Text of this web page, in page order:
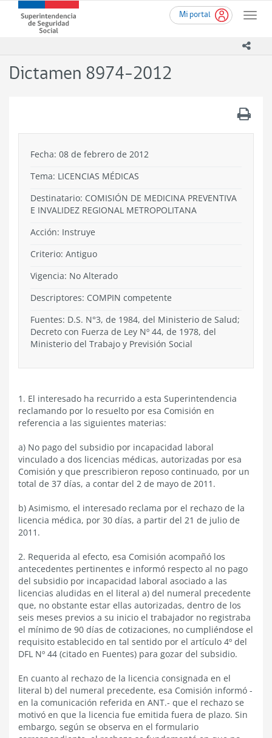
contenido
Mi portal
Toggle
Superintendencia
de
-
Dictamen 8974-2012
Fecha: 08 de febrero de 2012
Tema: LICENCIAS MÉDICAS
Destinatario: COMISIÓN DE MEDICINA PREVENTIVA
E INVALIDEZ REGIONAL METROPOLITANA
Acción: Instruye
Criterio: Antiguo
Vigencia: No Alterado
Descriptores: COMPIN competente
Fuentes: D.S. N°3, de 1984, del Ministerio de Salud;
Decreto con Fuerza de Ley Nº 44, de 1978, del
Ministerio del Trabajo y Previsión Social
1. El interesado ha recurrido a esta Superintendencia
reclamando por lo resuelto por esa Comisión en
referencia a las siguientes materias:
a) No pago del subsidio por incapacidad laboral
vinculado a dos licencias médicas, autorizadas por esa
Comisión y que prescribieron reposo continuado, por un
total de 37 días, a contar del 2 de mayo de 2011.
b) Asimismo, el interesado reclama por el rechazo de la
licencia médica, por 30 días, a partir del 21 de julio de
2011.
2. Requerida al efecto, esa Comisión acompañó los
antecedentes pertinentes e informó respecto al no pago
del subsidio por incapacidad laboral asociado a las
licencias aludidas en el literal a) del numeral precedente
que, no obstante estar ellas autorizadas, dentro de los
seis meses previos a su inicio el trabajador no registraba
el mínimo de 90 días de cotizaciones, no cumpliéndose el
requisito establecido en tal sentido por el artículo 4º del
DFL Nº 44 (citado en Fuentes) para gozar del subsidio.
En cuanto al rechazo de la licencia consignada en el
literal b) del numeral precedente, esa Comisión informó -
en la comunicación referida en ANT.- que el rechazo se
motivó en que la licencia fue emitida fuera de plazo. Sin
embargo, según se observa en el formulario